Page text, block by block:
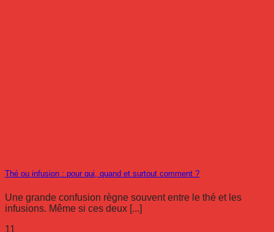
Thé ou infusion : pour qui, quand et surtout comment ?
Une grande confusion règne souvent entre le thé et les
infusions. Même si ces deux [...]
11